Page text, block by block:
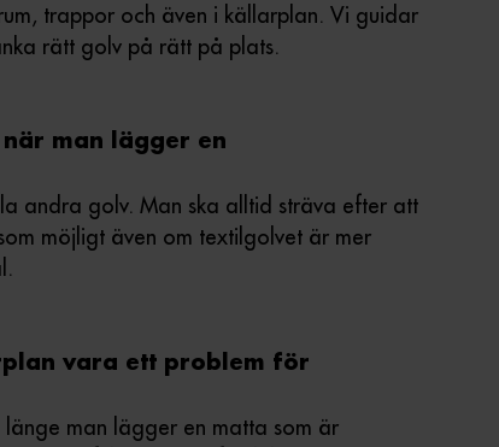
trappor och även i källarplan. Vi guidar
rätt golv på rätt på plats.
man lägger en
andra golv. Man ska alltid sträva efter att
möjligt även om textilgolvet är mer
vara ett problem för
man lägger en matta som är